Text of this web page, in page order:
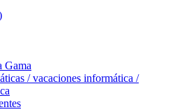
Gama
/ vacaciones informática /